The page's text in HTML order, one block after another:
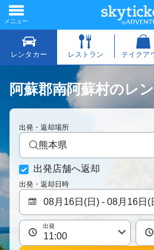
阿蘇郡南阿蘇村のレ
出発・返却場所
熊本県
出発店舗へ返却
出発・返却日時
出発